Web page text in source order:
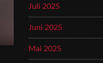
Juli 2025
Juni 2025
Mai 2025